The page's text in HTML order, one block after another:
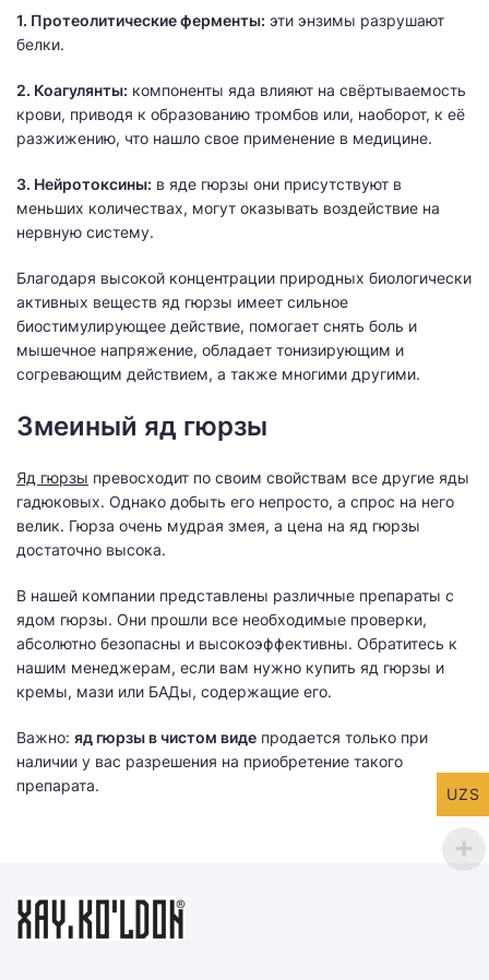
1. Протеолитические ферменты: эти энзимы разрушают
белки.
2. Коагулянты: компоненты яда влияют на свёртываемость
крови, приводя к образованию тромбов или, наоборот, к её
разжижению, что нашло свое применение в медицине.
3. Нейротоксины: в яде гюрзы они присутствуют в
меньших количествах, могут оказывать воздействие на
нервную систему.
Благодаря высокой концентрации природных биологически
активных веществ яд гюрзы имеет сильное
биостимулирующее действие, помогает снять боль и
мышечное напряжение, обладает тонизирующим и
согревающим действием, а также многими другими.
Змеиный яд гюрзы
Яд гюрзы превосходит по своим свойствам все другие яды
гадюковых. Однако добыть его непросто, а спрос на него
велик. Гюрза очень мудрая змея, а цена на яд гюрзы
достаточно высока.
В нашей компании представлены различные препараты с
ядом гюрзы. Они прошли все необходимые проверки,
абсолютно безопасны и высокоэффективны. Обратитесь к
нашим менеджерам, если вам нужно купить яд гюрзы и
кремы, мази или БАДы, содержащие его.
Важно: яд гюрзы в чистом виде продается только при
наличии у вас разрешения на приобретение такого
препарата.
UZS